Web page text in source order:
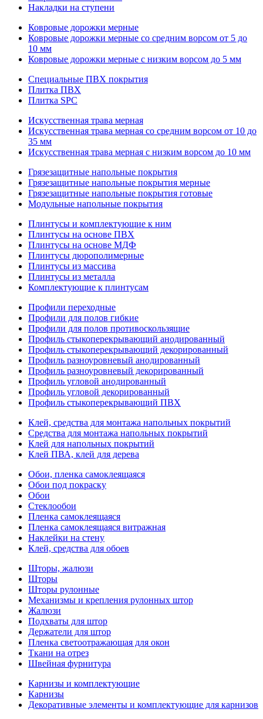
Накладки на ступени
Ковровые дорожки мерные
Ковровые дорожки мерные со средним ворсом от 5 до
10 мм
Ковровые дорожки мерные с низким ворсом до 5 мм
Специальные ПВХ покрытия
Плитка ПВХ
Плитка SPC
Искуccтвенная трава мерная
Искусственная трава мерная со средним ворсом от 10 до
35 мм
Искусственная трава мерная с низким ворсом до 10 мм
Грязезащитные напольные покрытия
Грязезащитные напольные покрытия мерные
Грязезащитные напольные покрытия готовые
Модульные напольные покрытия
Плинтусы и комплектующие к ним
Плинтусы на основе ПВХ
Плинтусы на основе МДФ
Плинтусы дюрополимерные
Плинтусы из массива
Плинтусы из металла
Комплектующие к плинтусам
Профили переходные
Профили для полов гибкие
Профили для полов противоскользящие
Профиль стыкоперекрывающий анодированный
Профиль стыкоперекрывающий декорированный
Профиль разноуровневый анодированный
Профиль разноуровневый декорированный
Профиль угловой анодированный
Профиль угловой декорированный
Профиль стыкоперекрывающий ПВХ
Клей, средства для монтажа напольных покрытий
Средства для монтажа напольных покрытий
Клей для напольных покрытий
Клей ПВА, клей для дерева
Обои, пленка самоклеящаяся
Обои под покраску
Обои
Стеклообои
Пленка самоклеящаяся
Пленка самоклеящаяся витражная
Наклейки на стену
Клей, средства для обоев
Шторы, жалюзи
Шторы
Шторы рулонные
Механизмы и крепления рулонных штор
Жалюзи
Подхваты для штор
Держатели для штор
Пленка светоотражающая для окон
Ткани на отрез
Швейная фурнитура
Карнизы и комплектующие
Карнизы
Декоративные элементы и комплектующие для карнизов